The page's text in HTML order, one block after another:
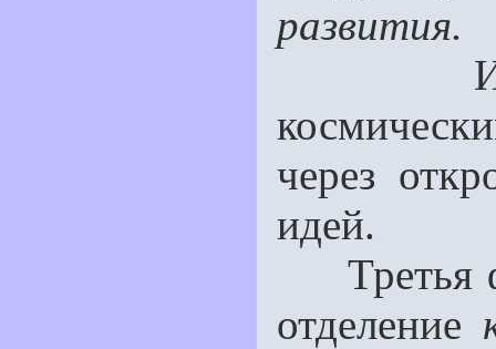
развития.
через
идей.
Третья
отделение